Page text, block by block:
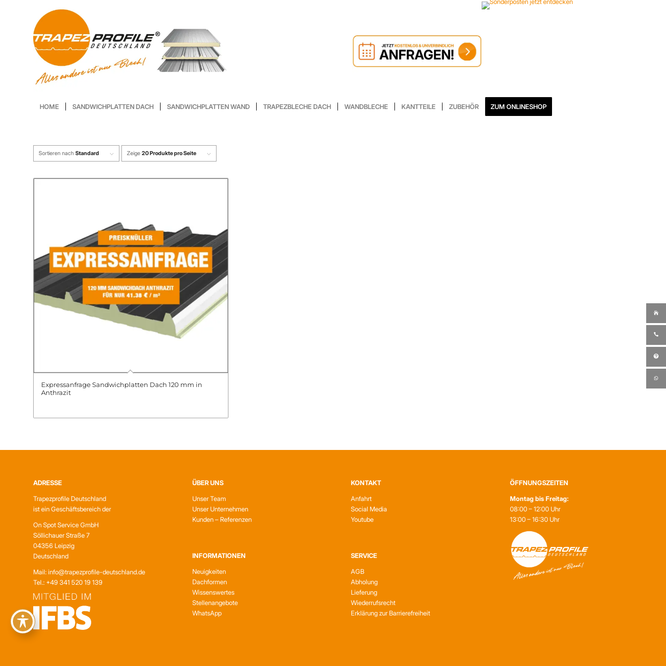
HOME SANDWICHPLATTEN DACH SANDWICHPLATTEN WAND TRAPEZBLECHE DACH WANDBLECHE KANTTEILE ZUBEHÖR ZUM ONLINESHOP
Sortieren nach Standard Zeige 20 Produkte pro Seite
Expressanfrage Sandwichplatten Dach 120 mm in
Anthrazit
ADRESSE
Trapezprofile Deutschland
ist ein Geschäftsbereich der
On Spot Service GmbH
Söllichauer Straße 7
04356 Leipzig
Deutschland
Mail: info@trapezprofile-deutschland.de
Tel.: +49 341 520 19 139
ÜBER UNS
Unser Team
Unser Unternehmen
Kunden – Referenzen
INFORMATIONEN
Neuigkeiten
Dachformen
Wissenswertes
Stellenangebote
WhatsApp
KONTAKT
Anfahrt
Social Media
Youtube
SERVICE
AGB
Abholung
Lieferung
Wiederrufsrecht
Erklärung zur Barrierefreiheit
ÖFFNUNGSZEITEN
Montag bis Freitag:
08:00 – 12:00 Uhr
13:00 – 16:30 Uhr